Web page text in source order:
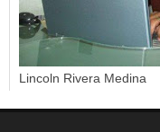
Lincoln Rivera Medina